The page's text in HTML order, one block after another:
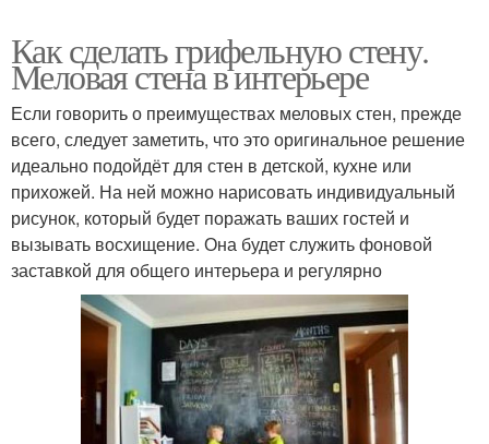
Как сделать грифельную стену.
Меловая стена в интерьере
Если говорить о преимуществах меловых стен, прежде
всего, следует заметить, что это оригинальное решение
идеально подойдёт для стен в детской, кухне или
прихожей. На ней можно нарисовать индивидуальный
рисунок, который будет поражать ваших гостей и
вызывать восхищение. Она будет служить фоновой
заставкой для общего интерьера и регулярно